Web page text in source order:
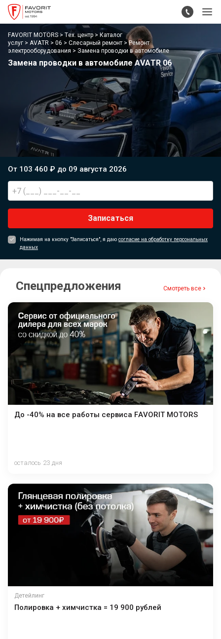
FAVORIT MOTORS Тех. центр
Каталог
услуг
AVATR 06 Слесарный ремонт
Ремонт
электрооборудования
Замена проводки в автомобиле
Замена проводки в автомобиле AVATR 06
От 103 460 ₽ до 09 августа 2026
Записаться
Нажимая на кнопку "Записаться", я даю согласие на обработку персональных
данных
Спецпредложения Смотреть все
До -40% на все работы сервиса FAVORIT MOTORS
осталось 23 дня
Детейлинг
Полировка + химчистка = 19 900 рублей